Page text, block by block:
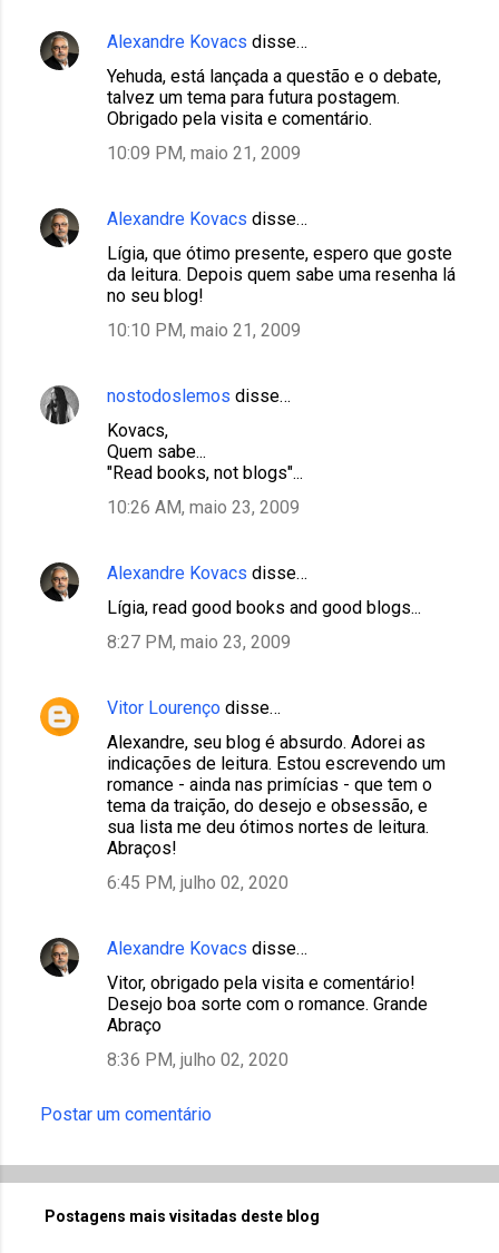
Alexandre Kovacs disse…
Yehuda, está lançada a questão e o debate,
talvez um tema para futura postagem.
Obrigado pela visita e comentário.
10:09 PM, maio 21, 2009
Alexandre Kovacs disse…
Lígia, que ótimo presente, espero que goste
da leitura. Depois quem sabe uma resenha lá
no seu blog!
10:10 PM, maio 21, 2009
nostodoslemos disse…
Kovacs,
Quem sabe...
"Read books, not blogs"...
10:26 AM, maio 23, 2009
Alexandre Kovacs disse…
Lígia, read good books and good blogs...
8:27 PM, maio 23, 2009
Vitor Lourenço disse…
Alexandre, seu blog é absurdo. Adorei as
indicações de leitura. Estou escrevendo um
romance - ainda nas primícias - que tem o
tema da traição, do desejo e obsessão, e
sua lista me deu ótimos nortes de leitura.
Abraços!
6:45 PM, julho 02, 2020
Alexandre Kovacs disse…
Vitor, obrigado pela visita e comentário!
Desejo boa sorte com o romance. Grande
Abraço
8:36 PM, julho 02, 2020
Postar um comentário
Postagens mais visitadas deste blog